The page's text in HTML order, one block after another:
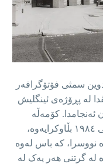
سمثی فۆتۆگرافەر
لە پڕۆژەی ئینگلیش
کۆمەڵە
وێنەیەکی پیتەرهاوس و کامبریج لە ساڵی ١٩٨٤ بڵاوکرایەوە،
نووسرا، کە باس لەوە
لە گرتنی هەر یەک لە